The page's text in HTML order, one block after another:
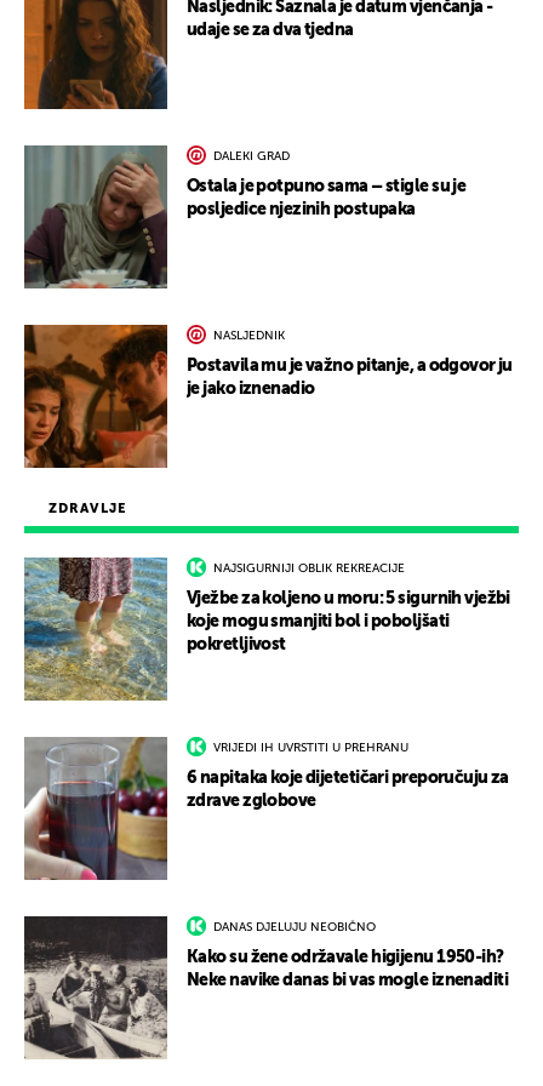
ZDRAVLJE
NAJSIGURNIJI OBLIK REKREACIJE
Vježbe za koljeno u moru: 5 sigurnih vježbi
koje mogu smanjiti bol i poboljšati
pokretljivost
VRIJEDI IH UVRSTITI U PREHRANU
6 napitaka koje dijetetičari preporučuju za
zdrave zglobove
DANAS DJELUJU NEOBIČNO
Kako su žene održavale higijenu 1950-ih?
Neke navike danas bi vas mogle iznenaditi
Nasljednik: Saznala je datum vjenčanja -
udaje se za dva tjedna
DALEKI GRAD
Ostala je potpuno sama – stigle su je
posljedice njezinih postupaka
NASLJEDNIK
Postavila mu je važno pitanje, a odgovor ju
je jako iznenadio